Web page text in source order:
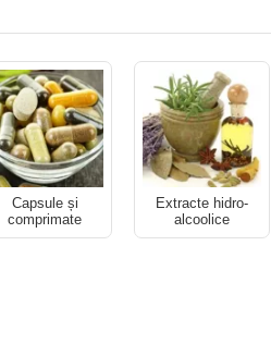
Capsule și
comprimate
Extracte hidro-
alcoolice